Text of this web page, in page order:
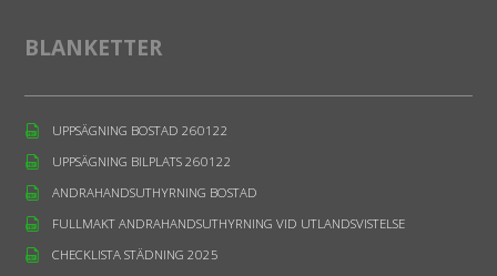
BLANKETTER
UPPSÄGNING BOSTAD 260122
UPPSÄGNING BILPLATS 260122
ANDRAHANDSUTHYRNING BOSTAD
FULLMAKT ANDRAHANDSUTHYRNING VID UTLANDSVISTELSE
CHECKLISTA STÄDNING 2025